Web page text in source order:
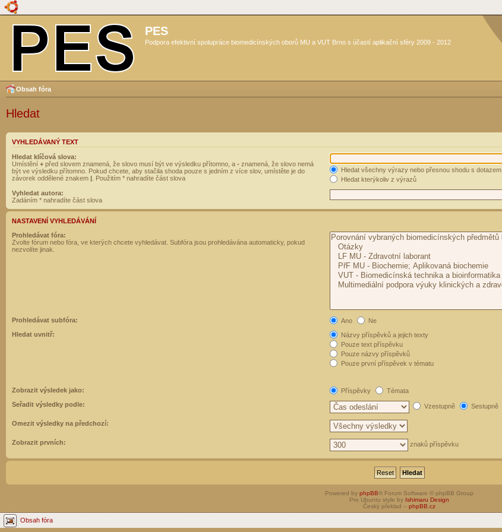
PES
Podpora efektivní spolupráce biomedicínských oborů MU a VUT Brno s účastí aplikační sféry 2009 - 2012
Obsah fóra
Hledat
VYHLEDÁVANÝ TEXT
Hledat klíčová slova:
Umístění + před slovem znamená, že slovo musí být ve výsledku přítomno, a - znamená, že slovo nemá
být ve výsledku přítomno. Pokud chcete, aby stačila shoda pouze s jedním z více slov, umístěte je do
závorek oddělené znakem | . Použitím * nahradíte část slova
Hledat všechny výrazy nebo přesnou shodu s dotazem
Hledat kterýkoliv z výrazů
Vyhledat autora:
Zadáním * nahradíte část slova
NASTAVENÍ VYHLEDÁVÁNÍ
Prohledávat fóra:
Zvolte fórum nebo fóra, ve kterých chcete vyhledávat. Subfóra jsou prohledávána automaticky, pokud
nezvolíte jinak.
Prohledávat subfóra: Ano
Ne
Hledat uvnitř:
Názvy příspěvků a jejich texty
Pouze text příspěvku
Pouze názvy příspěvků
Pouze první příspěvek v tématu
Zobrazit výsledek jako: Příspěvky
Témata
Seřadit výsledky podle:
Vzestupně Sestupně
Omezit výsledky na předchozí:
Zobrazit prvních: znaků příspěvku
Powered by phpBB® Forum Software © phpBB Group
Pro Ubuntu style by Ishimaru Design
Český překlad – phpBB.cz
Obsah fóra